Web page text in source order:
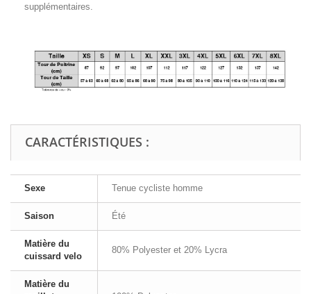
supplémentaires.
CARACTÉRISTIQUES :
Sexe Tenue cycliste homme
Saison Été
Matière du
cuissard velo
80% Polyester et 20% Lycra
Matière du